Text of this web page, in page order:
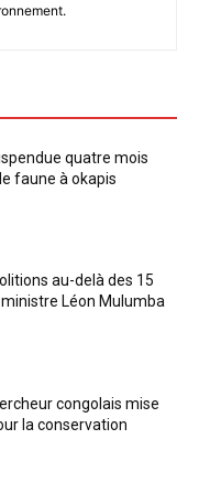
quatre mois
faune à okapis
au-delà des 15
Léon Mulumba
congolais mise
la conservation